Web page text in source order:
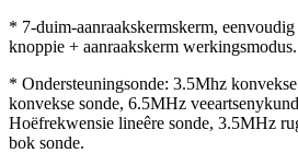
* 7-duim-aanraakskermskerm,
knoppie + aanraakskerm werkingsmodus.
* Ondersteuningsonde: 3.5Mhz
konvekse sonde, 6.5MHz
Hoëfrekwensie lineêre sonde, 3.5MHz
bok sonde.